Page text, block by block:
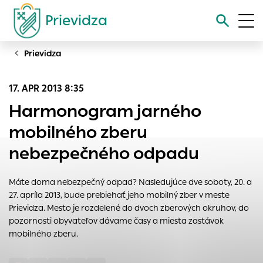
Prievidza
Vyhľadávanie
Prievidza
17. APR 2013 8:35
Harmonogram jarného
mobilného zberu
nebezpečného odpadu
Máte doma nebezpečný odpad? Nasledujúce dve soboty, 20. a
27. apríla 2013, bude prebiehať jeho mobilný zber v meste
Prievidza. Mesto je rozdelené do dvoch zberových okruhov, do
pozornosti obyvateľov dávame časy a miesta zastávok
mobilného zberu.
Nastavenie cookies
Cookies sú malé súbory, do ktorých webové stránky môžu
ukladať informácie o vašej aktivite a preferenciách.
Používajú sa napríklad k tomu, aby si webový prehliadač
zapamätoval Vaše prihlásenie alebo aby sa uložila Vaša
voľba v tomto okne.
Vyberte úroveň cookies, ktorú chcete povoliť
Technické cookies
Technické súbory cookie sú pre prevádzku nevyhnutné a